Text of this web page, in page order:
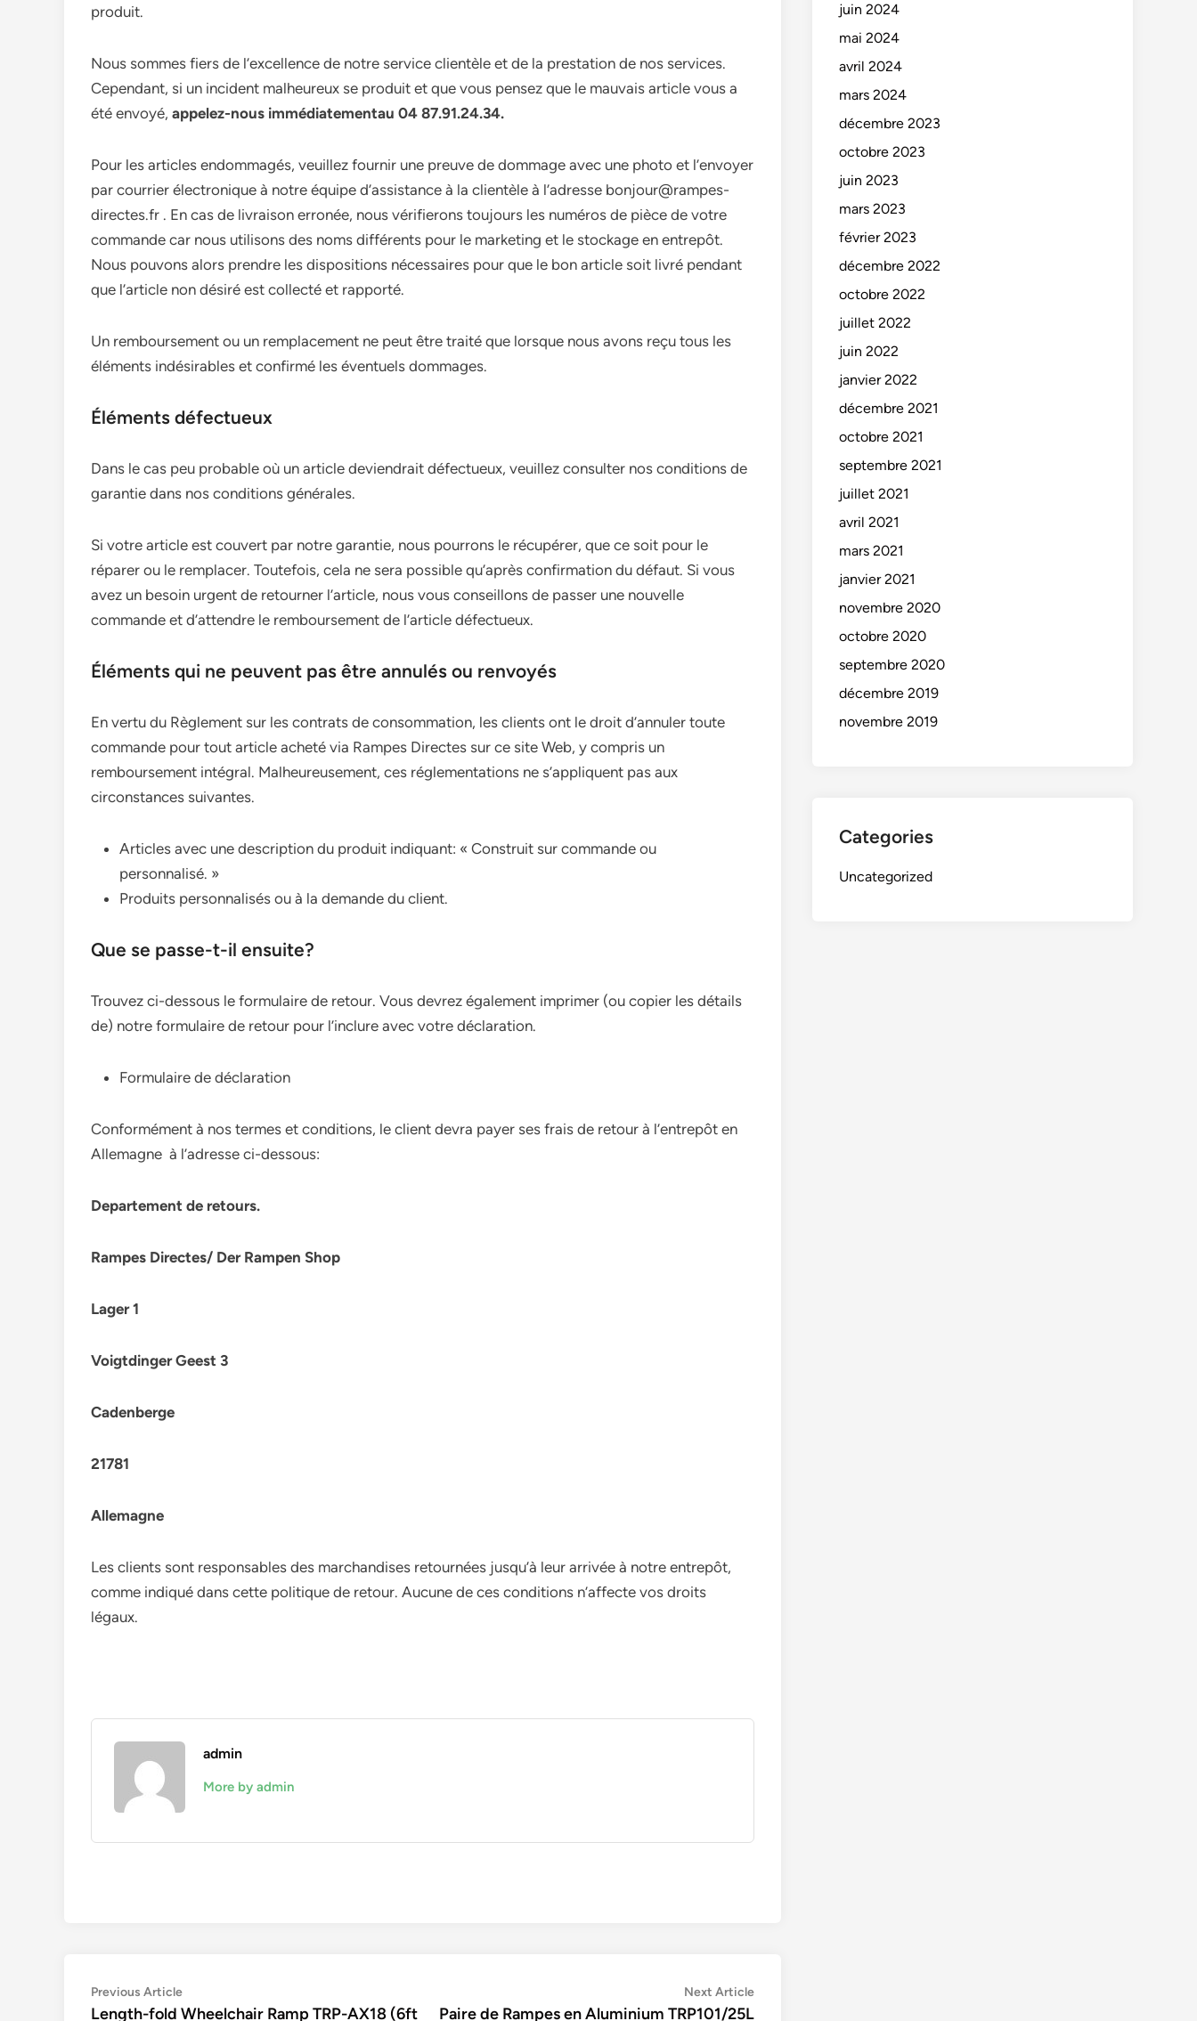
produit.
Nous sommes fiers de l’excellence de notre service clientèle et de la prestation de nos services.
Cependant, si un incident malheureux se produit et que vous pensez que le mauvais article vous a
été envoyé, appelez-nous immédiatementau 04 87.91.24.34.
Pour les articles endommagés, veuillez fournir une preuve de dommage avec une photo et l’envoyer
par courrier électronique à notre équipe d’assistance à la clientèle à l’adresse bonjour@rampes-
directes.fr . En cas de livraison erronée, nous vérifierons toujours les numéros de pièce de votre
commande car nous utilisons des noms différents pour le marketing et le stockage en entrepôt.
Nous pouvons alors prendre les dispositions nécessaires pour que le bon article soit livré pendant
que l’article non désiré est collecté et rapporté.
Un remboursement ou un remplacement ne peut être traité que lorsque nous avons reçu tous les
éléments indésirables et confirmé les éventuels dommages.
Éléments défectueux
Dans le cas peu probable où un article deviendrait défectueux, veuillez consulter nos conditions de
garantie dans nos conditions générales.
Si votre article est couvert par notre garantie, nous pourrons le récupérer, que ce soit pour le
réparer ou le remplacer. Toutefois, cela ne sera possible qu’après confirmation du défaut. Si vous
avez un besoin urgent de retourner l’article, nous vous conseillons de passer une nouvelle
commande et d’attendre le remboursement de l’article défectueux.
Éléments qui ne peuvent pas être annulés ou renvoyés
En vertu du Règlement sur les contrats de consommation, les clients ont le droit d’annuler toute
commande pour tout article acheté via Rampes Directes sur ce site Web, y compris un
remboursement intégral. Malheureusement, ces réglementations ne s’appliquent pas aux
circonstances suivantes.
Articles avec une description du produit indiquant: « Construit sur commande ou
personnalisé. »
Produits personnalisés ou à la demande du client.
Que se passe-t-il ensuite?
Trouvez ci-dessous le formulaire de retour. Vous devrez également imprimer (ou copier les détails
de) notre formulaire de retour pour l’inclure avec votre déclaration.
Formulaire de déclaration
Conformément à nos termes et conditions, le client devra payer ses frais de retour à l’entrepôt en
Allemagne à l’adresse ci-dessous:
Departement de retours.
Rampes Directes/ Der Rampen Shop
Lager 1
Voigtdinger Geest 3
Cadenberge
21781
Allemagne
Les clients sont responsables des marchandises retournées jusqu’à leur arrivée à notre entrepôt,
comme indiqué dans cette politique de retour. Aucune de ces conditions n’affecte vos droits
légaux.
admin
More by admin
Navigation
Previous ArticlePrevious
article:
Length-fold Wheelchair Ramp TRP-AX18 (6ft
Next ArticleNext
Paire de Rampes en Aluminium TRP101/25L
juin 2024
mai 2024
avril 2024
mars 2024
décembre 2023
octobre 2023
juin 2023
mars 2023
février 2023
décembre 2022
octobre 2022
juillet 2022
juin 2022
janvier 2022
décembre 2021
octobre 2021
septembre 2021
juillet 2021
avril 2021
mars 2021
janvier 2021
novembre 2020
octobre 2020
septembre 2020
décembre 2019
novembre 2019
Categories
Uncategorized